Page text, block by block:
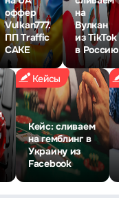
оффер
Vulkan777.
ПП Traffic
CAKE
на
Вулкан
из TikTok
в Россию
Кейсы
Кейс: сливаем
на гемблинг в
Украину из
Facebook